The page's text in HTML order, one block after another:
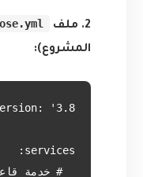
2. ملف
المشروع):